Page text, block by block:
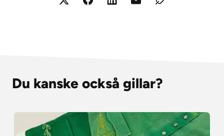
Du kanske också gillar?